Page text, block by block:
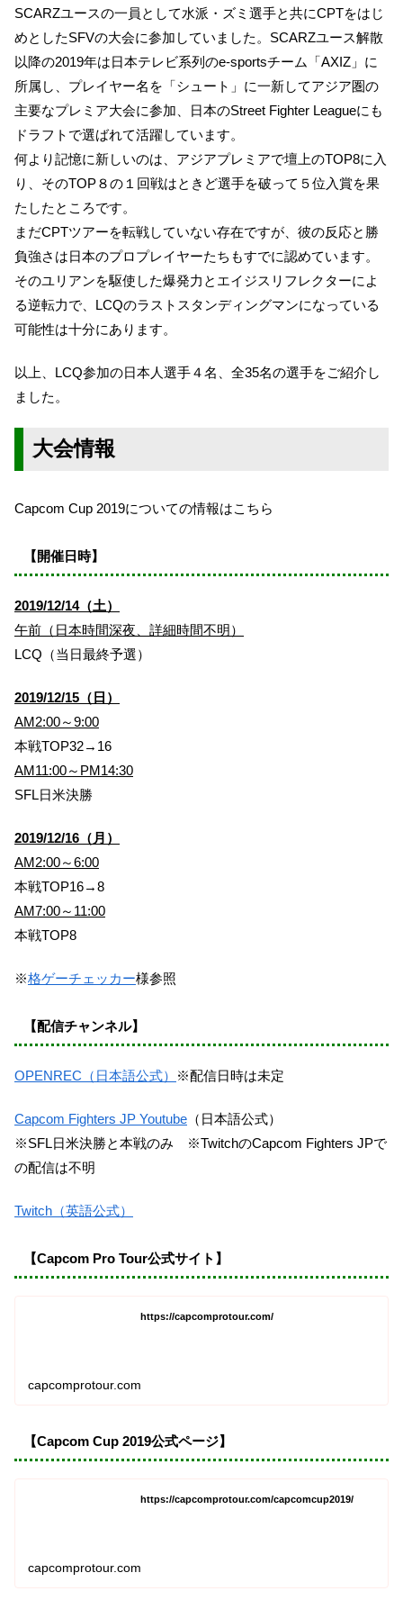
SCARZユースの一員として水派・ズミ選手と共にCPTをはじ
めとしたSFVの大会に参加していました。SCARZユース解散
以降の2019年は日本テレビ系列のe-sportsチーム「AXIZ」に
所属し、プレイヤー名を「シュート」に一新してアジア圏の
主要なプレミア大会に参加、日本のStreet Fighter Leagueにも
ドラフトで選ばれて活躍しています。
何より記憶に新しいのは、アジアプレミアで壇上のTOP8に入
り、そのTOP８の１回戦はときど選手を破って５位入賞を果
たしたところです。
まだCPTツアーを転戦していない存在ですが、彼の反応と勝
負強さは日本のプロプレイヤーたちもすでに認めています。
そのユリアンを駆使した爆発力とエイジスリフレクターによ
る逆転力で、LCQのラストスタンディングマンになっている
可能性は十分にあります。
以上、LCQ参加の日本人選手４名、全35名の選手をご紹介し
ました。
大会情報
Capcom Cup 2019についての情報はこちら
【開催日時】
2019/12/14（土）
午前（日本時間深夜、詳細時間不明）
LCQ（当日最終予選）
2019/12/15（日）
AM2:00～9:00
本戦TOP32→16
AM11:00～PM14:30
SFL日米決勝
2019/12/16（月）
AM2:00～6:00
本戦TOP16→8
AM7:00～11:00
本戦TOP8
※格ゲーチェッカー様参照
【配信チャンネル】
OPENREC（日本語公式） ※配信日時は未定
Capcom Fighters JP Youtube （日本語公式）
※SFL日米決勝と本戦のみ ※TwitchのCapcom Fighters JPで
の配信は不明
Twitch（英語公式）
【Capcom Pro Tour公式サイト】
https://capcomprotour.com/
capcomprotour.com
【Capcom Cup 2019公式ページ】
https://capcomprotour.com/capcomcup2019/
capcomprotour.com